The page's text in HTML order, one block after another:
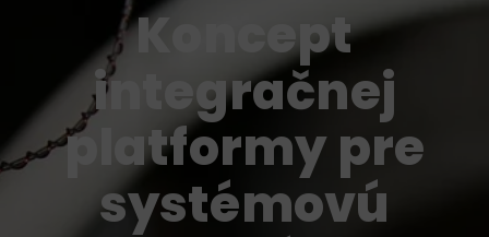
referencia-4Koncept
integračnej
platformy pre
systémovú